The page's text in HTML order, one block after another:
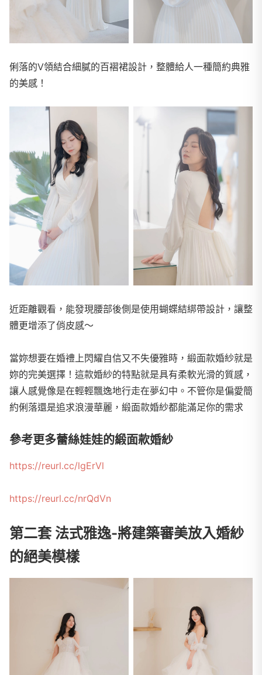
俐落的V領結合細膩的百褶裙設計，整體給人一種簡約典雅
的美感！
近距離觀看，能發現腰部後側是使用蝴蝶結綁帶設計，讓整
體更增添了俏皮感～
當妳想要在婚禮上閃耀自信又不失優雅時，緞面款婚紗就是
妳的完美選擇！這款婚紗的特點就是具有柔軟光滑的質感，
讓人感覺像是在輕輕飄逸地行走在夢幻中。不管你是偏愛簡
約俐落還是追求浪漫華麗，緞面款婚紗都能滿足你的需求
參考更多蕾絲娃娃的緞面款婚紗
https://reurl.cc/lgErVl
https://reurl.cc/nrQdVn
第二套 法式雅逸-將建築審美放入婚紗
的絕美模樣